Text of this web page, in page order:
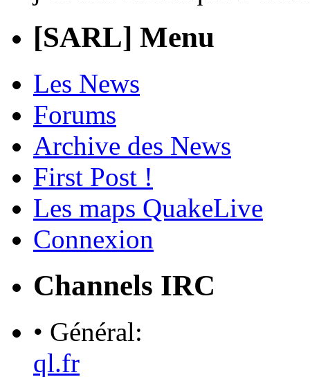
[SARL] Menu
Les News
Forums
Archive des News
First Post !
Les maps QuakeLive
Connexion
Channels IRC
• Général:
ql.fr